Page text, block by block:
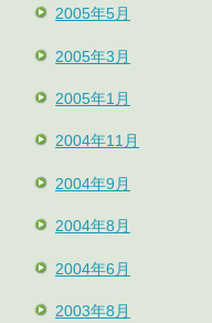
2005年5月
2005年3月
2005年1月
2004年11月
2004年9月
2004年8月
2004年6月
2003年8月